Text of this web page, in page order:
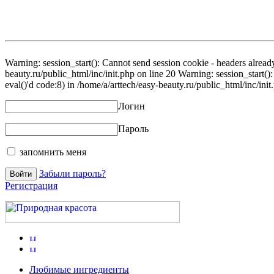
Warning: session_start(): Cannot send session cookie - headers
beauty.ru/public_html/inc/init.php on line 20 Warning:
eval()'d code:8) in /home/a/arttech/easy-beauty.ru/public_html/inc/
Логин
Пароль
запомнить меня
Забыли пароль?
Регистрация
Любимые ингредиенты